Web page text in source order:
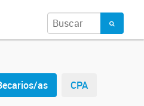
as CPA